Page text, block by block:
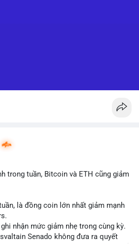
trong tuần, Bitcoin và ETH cũng giảm
là đồng coin lớn nhất giảm mạnh
nhận mức giảm nhẹ trong cùng kỳ.
Senado không đưa ra quyết